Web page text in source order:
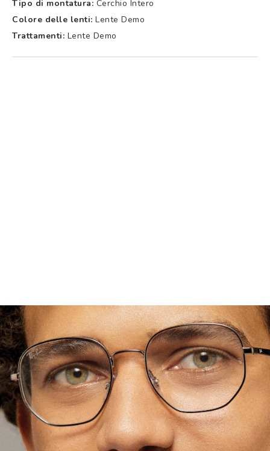
Tipo di montatura: Cerchio Intero
Colore delle lenti: Lente Demo
Trattamenti: Lente Demo